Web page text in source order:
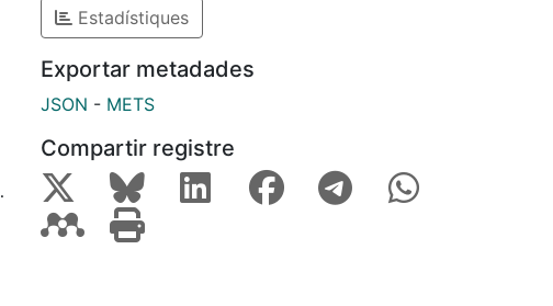
Estadístiques
Exportar metadades
JSON - METS
Compartir registre